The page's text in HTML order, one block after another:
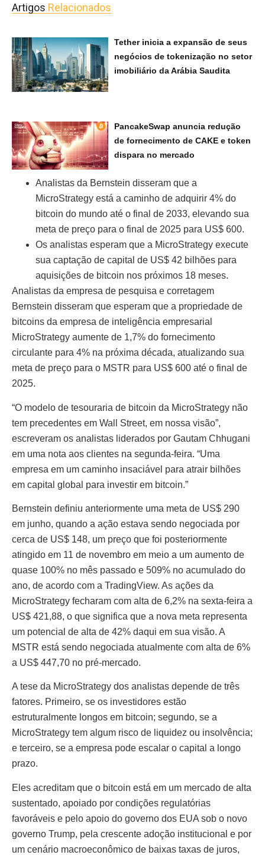
Artigos Relacionados
Tether inicia a expansão de seus
negócios de tokenização no setor
imobiliário da Arábia Saudita
PancakeSwap anuncia redução
de fornecimento de CAKE e token
dispara no mercado
Analistas da Bernstein disseram que a
MicroStrategy está a caminho de adquirir 4% do
bitcoin do mundo até o final de 2033, elevando sua
meta de preço para o final de 2025 para US$ 600.
Os analistas esperam que a MicroStrategy execute
sua captação de capital de US$ 42 bilhões para
aquisições de bitcoin nos próximos 18 meses.
Analistas da empresa de pesquisa e corretagem
Bernstein disseram que esperam que a propriedade de
bitcoins da empresa de inteligência empresarial
MicroStrategy aumente de 1,7% do fornecimento
circulante para 4% na próxima década, atualizando sua
meta de preço para o MSTR para US$ 600 até o final de
2025.
“O modelo de tesouraria de bitcoin da MicroStrategy não
tem precedentes em Wall Street, em nossa visão”,
escreveram os analistas liderados por Gautam Chhugani
em uma nota aos clientes na segunda-feira. “Uma
empresa em um caminho insaciável para atrair bilhões
em capital global para investir em bitcoin.”
Bernstein definiu anteriormente uma meta de US$ 290
em junho, quando a ação estava sendo negociada por
cerca de US$ 148, um preço que foi posteriormente
atingido em 11 de novembro em meio a um aumento de
quase 100% no mês passado e 509% no acumulado do
ano, de acordo com a TradingView. As ações da
MicroStrategy fecharam com alta de 6,2% na sexta-feira a
US$ 421,88, o que significa que a nova meta representa
um potencial de alta de 42% daqui em sua visão. A
MSTR está sendo negociada atualmente com alta de 6%
a US$ 447,70 no pré-mercado.
A tese da MicroStrategy dos analistas depende de três
fatores. Primeiro, se os investidores estão
estruturalmente longos em bitcoin; segundo, se a
MicroStrategy tem algum risco de liquidez ou insolvência;
e terceiro, se a empresa pode escalar o capital a longo
prazo.
Eles acreditam que o bitcoin está em um mercado de alta
sustentado, apoiado por condições regulatórias
favoráveis ​​e pelo apoio do governo dos EUA sob o novo
governo Trump, pela crescente adoção institucional e por
um cenário macroeconômico de baixas taxas de juros,